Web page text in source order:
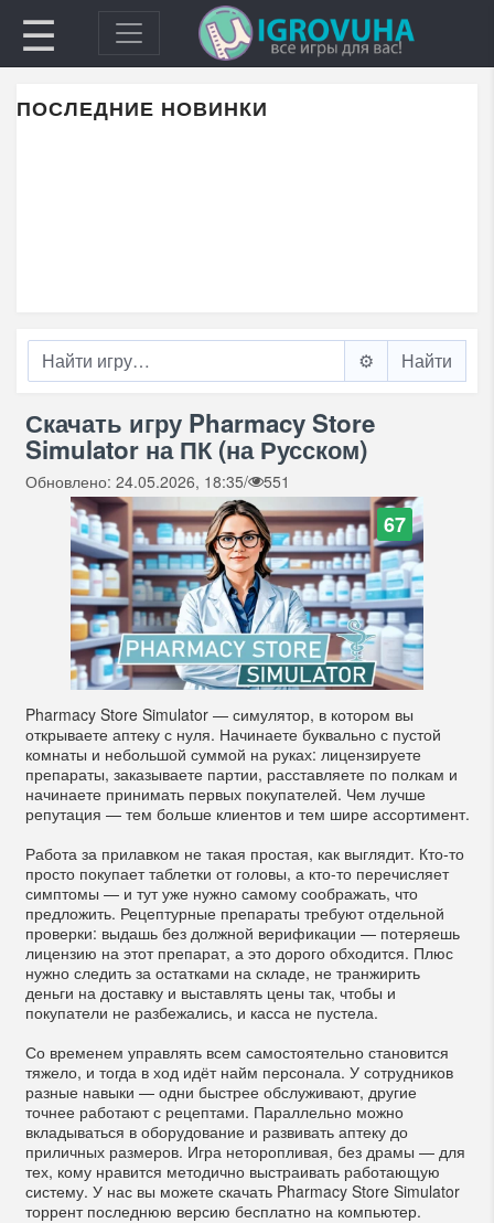
☰
ПОСЛЕДНИЕ НОВИНКИ
⚙️
Скачать игру Pharmacy Store
Simulator на ПК (на Русском)
Обновлено: 24.05.2026, 18:35/ 551
67
Pharmacy Store Simulator — симулятор, в котором вы
открываете аптеку с нуля. Начинаете буквально с пустой
комнаты и небольшой суммой на руках: лицензируете
препараты, заказываете партии, расставляете по полкам и
начинаете принимать первых покупателей. Чем лучше
репутация — тем больше клиентов и тем шире ассортимент.
Работа за прилавком не такая простая, как выглядит. Кто-то
просто покупает таблетки от головы, а кто-то перечисляет
симптомы — и тут уже нужно самому соображать, что
предложить. Рецептурные препараты требуют отдельной
проверки: выдашь без должной верификации — потеряешь
лицензию на этот препарат, а это дорого обходится. Плюс
нужно следить за остатками на складе, не транжирить
деньги на доставку и выставлять цены так, чтобы и
покупатели не разбежались, и касса не пустела.
Со временем управлять всем самостоятельно становится
тяжело, и тогда в ход идёт найм персонала. У сотрудников
разные навыки — одни быстрее обслуживают, другие
точнее работают с рецептами. Параллельно можно
вкладываться в оборудование и развивать аптеку до
приличных размеров. Игра неторопливая, без драмы — для
тех, кому нравится методично выстраивать работающую
систему. У нас вы можете скачать Pharmacy Store Simulator
торрент последнюю версию бесплатно на компьютер.